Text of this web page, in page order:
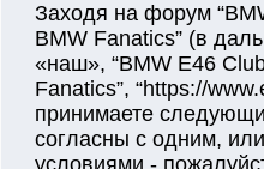
Заходя на форум
BMW Fanatics” (в
«наш», “BMW E46
Fanatics”, “https://
принимаете
согласны с одним,